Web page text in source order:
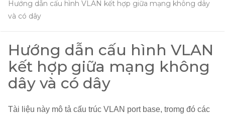
Hướng dẫn cấu hình VLAN kết hợp giữa mạng không dây
và có dây
Hướng dẫn cấu hình VLAN
kết hợp giữa mạng không
dây và có dây
Tài liệu này mô tả cấu trúc VLAN port base, tromg đó các